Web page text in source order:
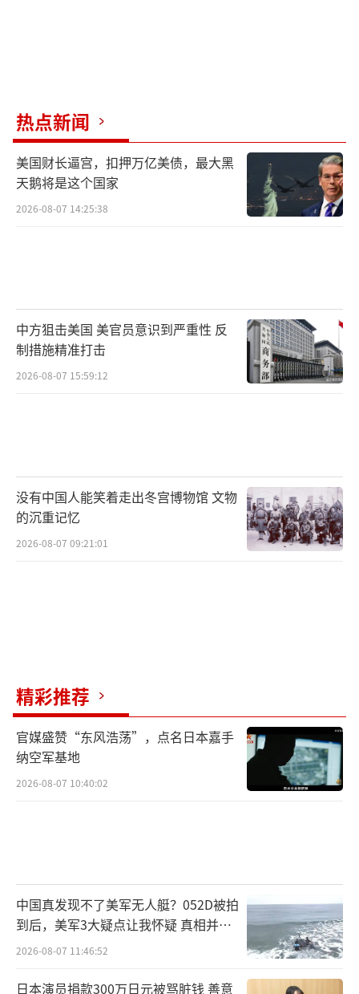
热点新闻
美国财长逼宫，扣押万亿美债，最大黑
天鹅将是这个国家
2026-08-07 14:25:38
中方狙击美国 美官员意识到严重性 反
制措施精准打击
2026-08-07 15:59:12
没有中国人能笑着走出冬宫博物馆 文物
的沉重记忆
2026-08-07 09:21:01
精彩推荐
官媒盛赞“东风浩荡”，点名日本嘉手
纳空军基地
2026-08-07 10:40:02
中国真发现不了美军无人艇？052D被拍
到后，美军3大疑点让我怀疑 真相并非
如此
2026-08-07 11:46:52
日本演员捐款300万日元被骂脏钱 善意